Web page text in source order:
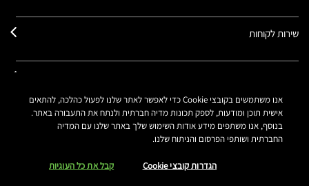
שירות לקוחות
החשבון שלך
אנו משתמשים בקובצי Cookie כדי לאפשר לאתר שלנו לפעול כהלכה, להתאים
אישית תוכן ומודעות, לספק תכונות מדיה חברתית ולנתח את התעבורה באתר.
בנוסף, אנו משתפים מידע אודות השימוש שלך באתר שלנו עם המדיה
החברתית ושותפי הפרסום והניתוח שלנו.
הגדרות קובצי Cookie קבל את כל העוגיות